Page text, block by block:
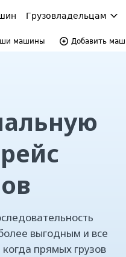
Грузовладельцам
машины Добавить
выгодным и все
прямых грузов